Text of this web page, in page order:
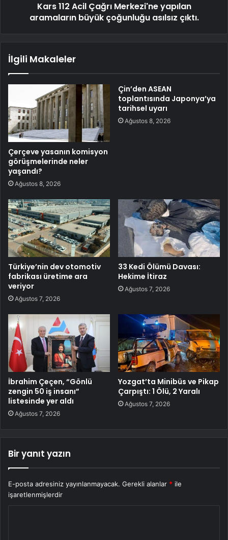
Kars 112 Acil Çağrı Merkezi'ne yapılan
aramaların büyük çoğunluğu asılsız çıktı.
İlgili Makaleler
Çerçeve yasanın komisyon
görüşmelerinde neler
yaşandı?
Ağustos 8, 2026
Çin’den ASEAN
toplantısında Japonya’ya
tarihsel uyarı
Ağustos 8, 2026
Türkiye’nin dev otomotiv
fabrikası üretime ara
veriyor
Ağustos 7, 2026
33 Kedi Ölümü Davası:
Hekime İtiraz
Ağustos 7, 2026
İbrahim Çeçen, “Gönlü
zengin 50 iş insanı”
listesinde yer aldı
Ağustos 7, 2026
Yozgat’ta Minibüs ve Pikap
Çarpıştı: 1 Ölü, 2 Yaralı
Ağustos 7, 2026
Bir yanıt yazın
E-posta adresiniz yayınlanmayacak. Gerekli alanlar * ile
işaretlenmişlerdir